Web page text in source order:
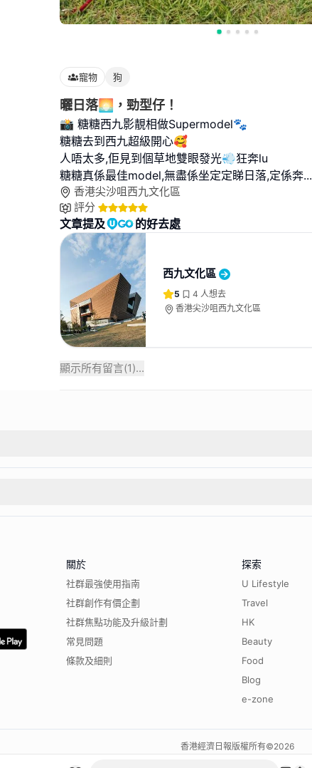
寵物 狗
曬日落🌅，勁型仔！
📸 糖糖西九影靚相做Supermodel🐾
糖糖去到西九超級開心🥰
人唔太多,佢見到個草地雙眼發光💨狂奔lu
糖糖真係最佳model,無盡係坐定定睇日落,定係奔...
香港尖沙咀西九文化區
評分
文章提及 的好去處
西九文化區
5 4 人想去
香港尖沙咀西九文化區
顯示所有留言(1)...
關於
社群最強使用指南
社群創作有價企劃
社群焦點功能及升級計劃
常見問題
條款及細則
探索
U Lifestyle
Travel
HK
Beauty
Food
Blog
e-zone
香港經濟日報版權所有©2026